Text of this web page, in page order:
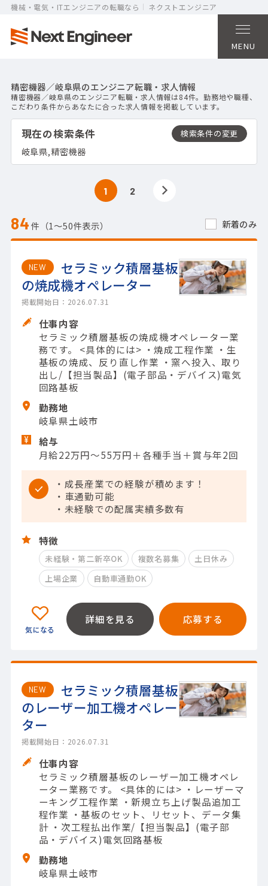
機械・電気・ITエンジニアの転職なら ネクストエンジニア
MENU
精密機器／岐阜県のエンジニア転職・求人情報
精密機器／岐阜県のエンジニア転職・求人情報は84件。勤務地や職種、
こだわり条件からあなたに合った求人情報を掲載しています。
現在の検索条件
岐阜県,精密機器
84件（1〜50件表示） 新着のみ
1 2
NEW
セラミック積層基板
の焼成機オペレーター
掲載開始日：2026.07.31
仕事内容
セラミック積層基板の焼成機オペレーター業
務です。 <具体的には> ・焼成工程作業 ・生
基板の焼成、反り直し作業 ・窯へ投入、取り
出し/【担当製品】(電子部品・デバイス)電気
回路基板
勤務地
岐阜県土岐市
給与
月給22万円～55万円＋各種手当＋賞与年2回
・成長産業での経験が積めます！
・車通勤可能
・未経験での配属実績多数有
特徴
未経験・第二新卒OK 複数名募集
土日休み
上場企業
自動車通勤OK
詳細を見る 応募する
NEW
セラミック積層基板
のレーザー加工機オペレー
ター
掲載開始日：2026.07.31
仕事内容
セラミック積層基板のレーザー加工機オペレ
ーター業務です。 <具体的には> ・レーザーマ
ーキング工程作業 ・新規立ち上げ製品追加工
程作業 ・基板のセット、リセット、データ集
計 ・次工程払出作業/【担当製品】(電子部
品・デバイス)電気回路基板
勤務地
岐阜県土岐市